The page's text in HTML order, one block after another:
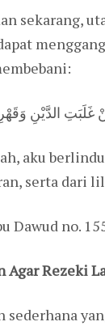
sekarang,
الدَّيْنِ
aku
serta dari
Dawud no.
Agar Rezeki
sederhana